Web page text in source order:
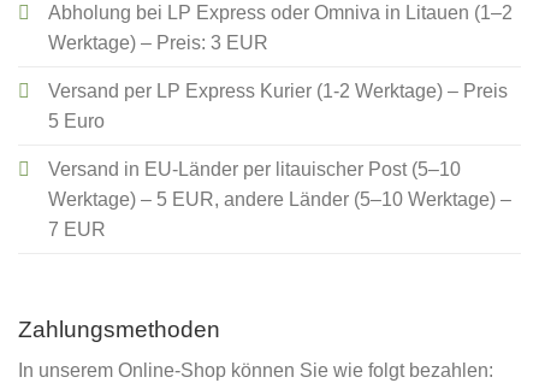
Abholung bei LP Express oder Omniva in Litauen (1–2
Werktage) – Preis: 3 EUR
Versand per LP Express Kurier (1-2 Werktage) – Preis
5 Euro
Versand in EU-Länder per litauischer Post (5–10
Werktage) – 5 EUR, andere Länder (5–10 Werktage) –
7 EUR
Zahlungsmethoden
In unserem Online-Shop können Sie wie folgt bezahlen: